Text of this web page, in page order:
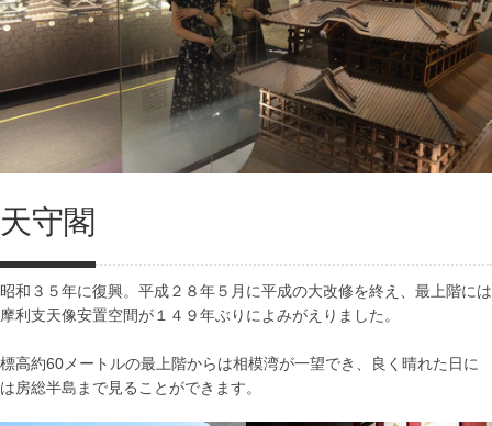
天守閣
昭和３５年に復興。平成２８年５月に平成の大改修を終え、最上階には
摩利支天像安置空間が１４９年ぶりによみがえりました。
標高約60メートルの最上階からは相模湾が一望でき、良く晴れた日に
は房総半島まで見ることができます。